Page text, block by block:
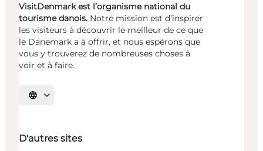
VisitDenmark est l’organisme national du
tourisme danois. Notre mission est d’inspirer
les visiteurs à découvrir le meilleur de ce que
le Danemark a à offrir, et nous espérons que
vous y trouverez de nombreuses choses à
voir et à faire.
Choisissez la langue
D'autres sites